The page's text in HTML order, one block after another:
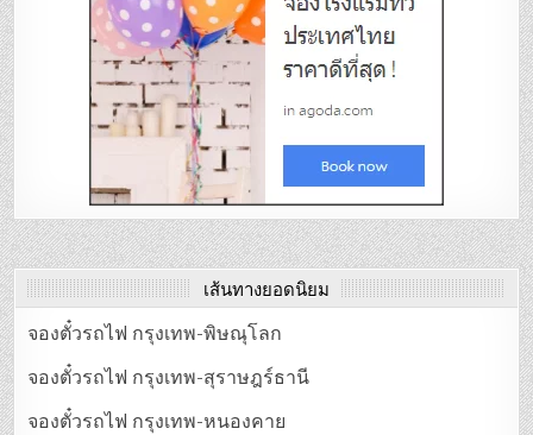
เส้นทางยอดนิยม
จองตั๋วรถไฟ กรุงเทพ-พิษณุโลก
จองตั๋วรถไฟ กรุงเทพ-สุราษฎร์ธานี
จองตั๋วรถไฟ กรุงเทพ-หนองคาย